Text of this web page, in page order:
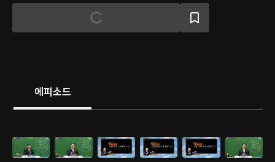
에피소드